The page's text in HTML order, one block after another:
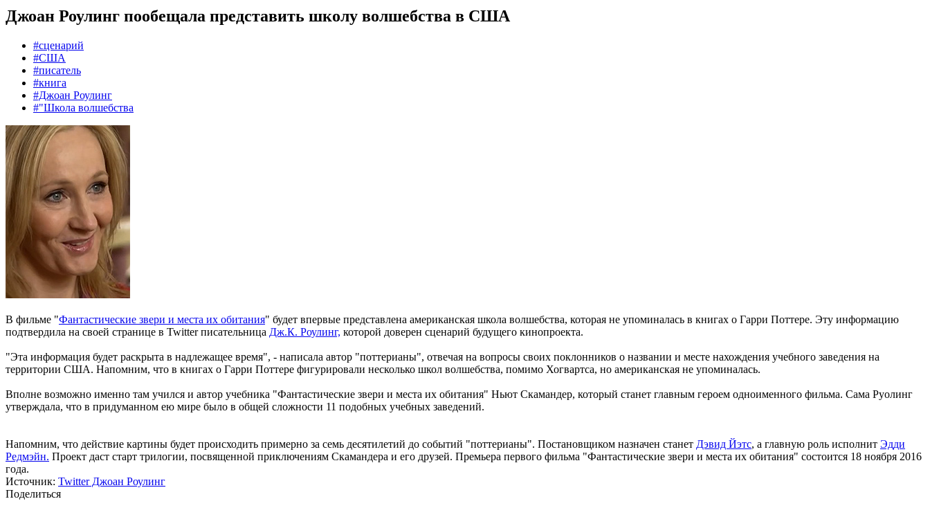
Джоан Роулинг пообещала представить школу волшебства в США
#сценарий
#США
#писатель
#книга
#Джоан Роулинг
#"Школа волшебства
В фильме "Фантастические звери и места их обитания" будет впервые представлена американская школа волшебства, которая не упоминалась в книгах о Гарри Поттере. Эту информацию
подтвердила на своей странице в Twitter писательница Дж.К. Роулинг, которой доверен сценарий будущего кинопроекта.
"Эта информация будет раскрыта в надлежащее время", - написала автор "поттерианы", отвечая на вопросы своих поклонников о названии и месте нахождения учебного заведения на
территории США. Напомним, что в книгах о Гарри Поттере фигурировали несколько школ волшебства, помимо Хогвартса, но американская не упоминалась.
Вполне возможно именно там учился и автор учебника "Фантастические звери и места их обитания" Ньют Скамандер, который станет главным героем одноименного фильма. Сама Руолинг
утверждала, что в придуманном ею мире было в общей сложности 11 подобных учебных заведений.
Напомним, что действие картины будет происходить примерно за семь десятилетий до событий "поттерианы". Постановщиком назначен станет Дэвид Йэтс, а главную роль исполнит Эдди
Редмэйн. Проект даст старт трилогии, посвященной приключениям Скамандера и его друзей. Премьера первого фильма "Фантастические звери и места их обитания" состоится 18 ноября 2016
года.
Источник: Twitter Джоан Роулинг
Поделиться